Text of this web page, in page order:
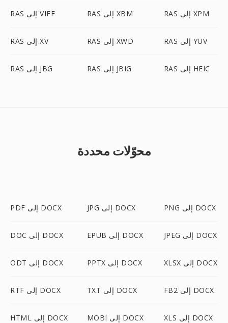
RAS إلى VIFF RAS إلى XBM RAS إلى XPM
RAS إلى XV RAS إلى XWD RAS إلى YUV
RAS إلى JBG RAS إلى JBIG RAS إلى HEIC
محوّلات محددة
PDF إلى DOCX JPG إلى DOCX PNG إلى DOCX
DOC إلى DOCX EPUB إلى DOCX JPEG إلى DOCX
ODT إلى DOCX PPTX إلى DOCX XLSX إلى DOCX
RTF إلى DOCX TXT إلى DOCX FB2 إلى DOCX
HTML إلى DOCX MOBI إلى DOCX XLS إلى DOCX